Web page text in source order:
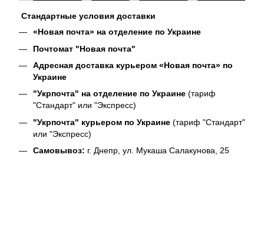
Стандартные условия доставки
«Новая почта» на отделение по Украине
Почтомат "Новая почта"
Адресная доставка курьером «Новая почта» по
Украине
"Укрпочта" на отделение по Украине (тариф
"Стандарт" или "Экспресс)
"Укрпочта" курьером по Украине (тариф "Стандарт"
или "Экспресс)
Самовывоз: г. Днепр, ул. Мукаша Салакунова, 25